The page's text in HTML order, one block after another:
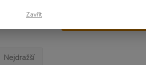
Nejdražší
Zavřít